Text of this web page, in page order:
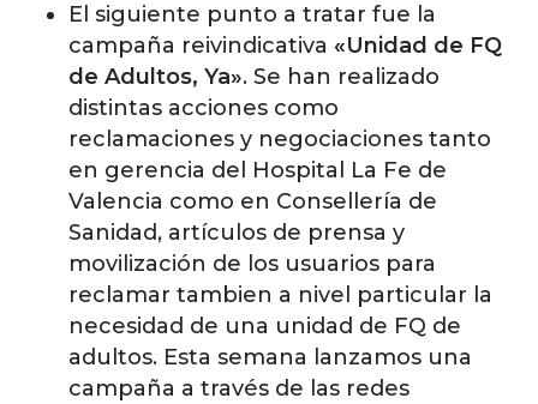
El siguiente punto a tratar fue la
campaña reivindicativa «Unidad de FQ
de Adultos, Ya». Se han realizado
distintas acciones como
reclamaciones y negociaciones tanto
en gerencia del Hospital La Fe de
Valencia como en Consellería de
Sanidad, artículos de prensa y
movilización de los usuarios para
reclamar tambien a nivel particular la
necesidad de una unidad de FQ de
adultos. Esta semana lanzamos una
campaña a través de las redes